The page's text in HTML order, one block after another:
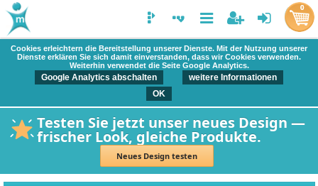
Cookies erleichtern die Bereitstellung unserer Dienste. Mit der Nutzung unserer
Dienste erklären Sie sich damit einverstanden, dass wir Cookies verwenden.
Weiterhin verwendet die Seite Google Analytics.
Google Analytics abschalten
weitere Informationen
OK
Testen Sie jetzt unser neues Design —
frischer Look, gleiche Produkte.
Neues Design testen
0